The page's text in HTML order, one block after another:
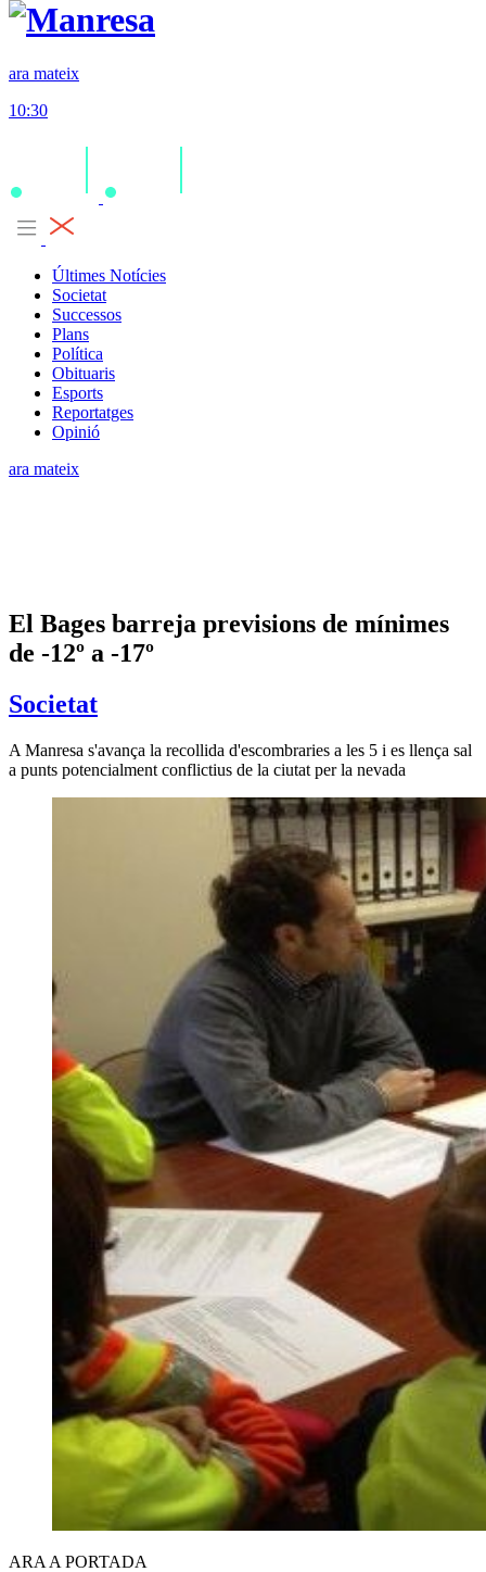
ara mateix
10:30
Últimes Notícies
Societat
Successos
Plans
Política
Obituaris
Esports
Reportatges
Opinió
ara mateix
El Bages barreja previsions de mínimes
de -12º a -17º
Societat
A Manresa s'avança la recollida d'escombraries a les 5 i es llença sal
a punts potencialment conflictius de la ciutat per la nevada
ARA A PORTADA